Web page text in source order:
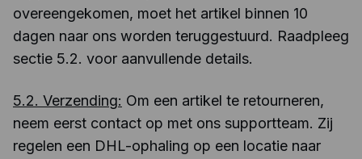
overeengekomen, moet het artikel binnen 10
dagen naar ons worden teruggestuurd. Raadpleeg
sectie 5.2. voor aanvullende details.
5.2. Verzending: Om een artikel te retourneren,
neem eerst contact op met ons supportteam. Zij
regelen een DHL-ophaling op een locatie naar